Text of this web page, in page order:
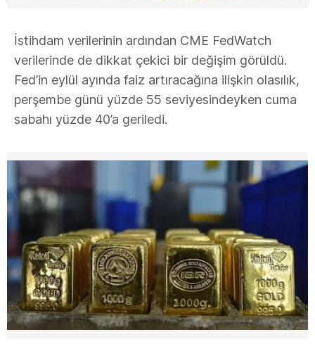
İstihdam verilerinin ardından CME FedWatch
verilerinde de dikkat çekici bir değişim görüldü.
Fed’in eylül ayında faiz artıracağına ilişkin olasılık,
perşembe günü yüzde 55 seviyesindeyken cuma
sabahı yüzde 40’a geriledi.